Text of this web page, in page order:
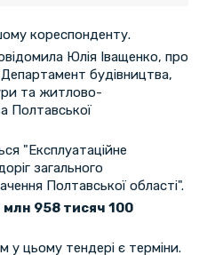
кореспонденту.
Юлія Іващенко, про
будівництва,
та житлово-
Полтавської
"Експлуатаційне
загального
Полтавської області".
млн 958 тисяч 100
цьому тендері є терміни.